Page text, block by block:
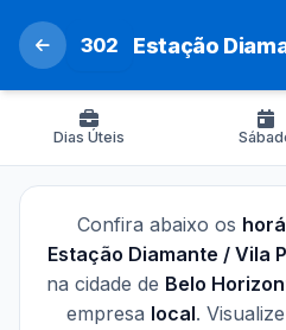
302 Estação
Dias Úteis
Confira abaixo os
Estação Diamante / Vila
na cidade de Belo
empresa local.